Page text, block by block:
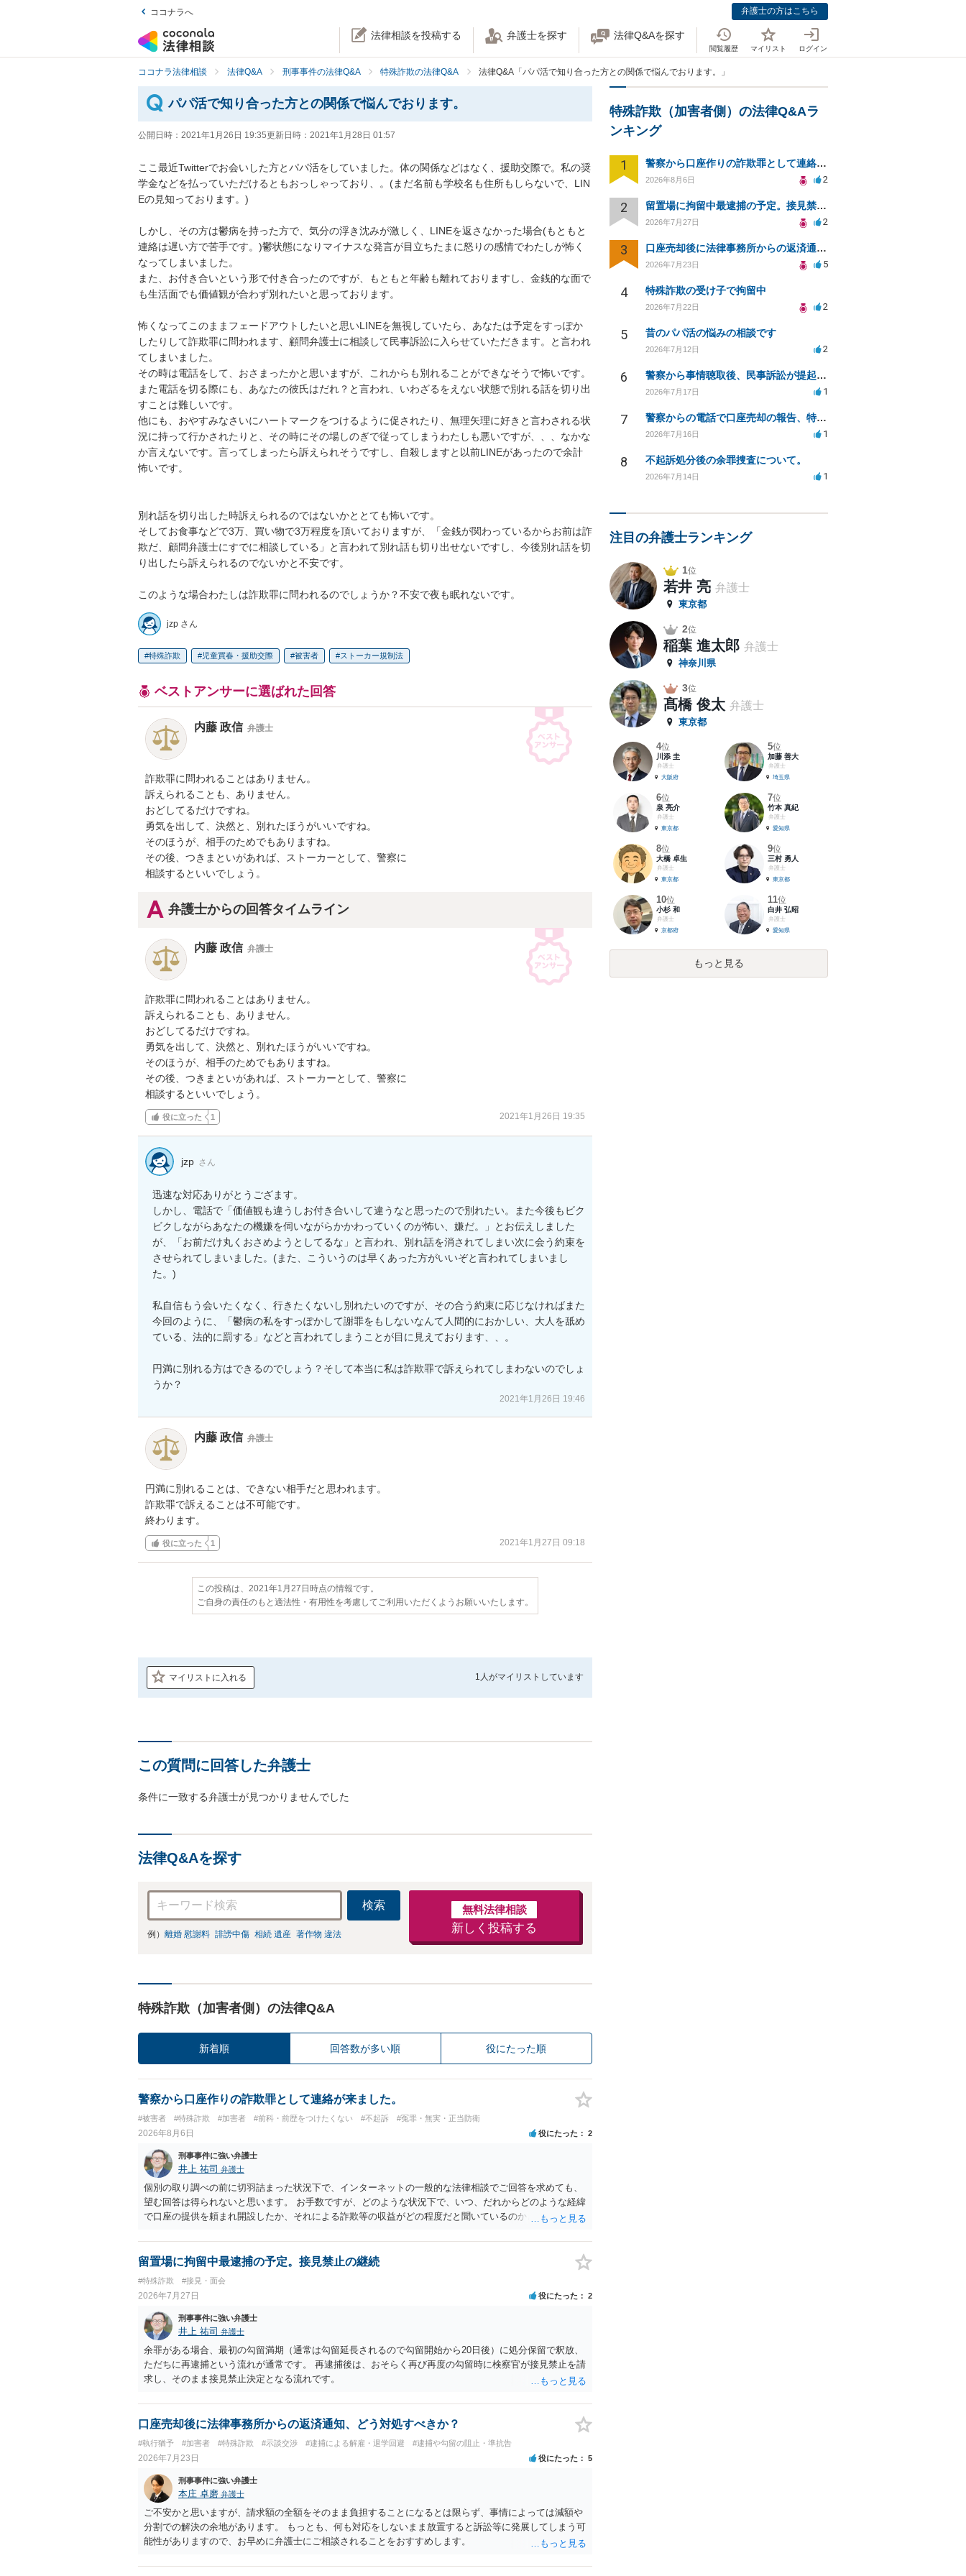
ココナラへ 弁護士の方はこちら
法律相談を投稿する 弁護士を探す 法律Q&Aを探す
閲覧履歴 マイリスト ログイン
ココナラ法律相談 法律Q&A 刑事事件の法律Q&A 特殊詐欺の法律Q&A 法律Q&A「パパ活で知り合った方との関係で悩んでおります。」
パパ活で知り合った方との関係で悩んでおります。
公開日時： 2021年1月26日 19:35更新日時： 2021年1月28日 01:57
ここ最近Twitterでお会いした方とパパ活をしていました。体の関係などはなく、援助交際で。私の奨
学金などを払っていただけるともおっしゃっており、。(まだ名前も学校名も住所もしらないで、LIN
Eの見知っております。)
しかし、その方は鬱病を持った方で、気分の浮き沈みが激しく、LINEを返さなかった場合(もともと
連絡は遅い方で苦手です。)鬱状態になりマイナスな発言が目立ちたまに怒りの感情でわたしが怖く
なってしまいました。
また、お付き合いという形で付き合ったのですが、もともと年齢も離れておりますし、金銭的な面で
も生活面でも価値観が合わず別れたいと思っております。
怖くなってこのままフェードアウトしたいと思いLINEを無視していたら、あなたは予定をすっぽか
したりして詐欺罪に問われます、顧問弁護士に相談して民事訴訟に入らせていただきます。と言われ
てしまいました。
その時は電話をして、おさまったかと思いますが、これからも別れることができなそうで怖いです。
また電話を切る際にも、あなたの彼氏はだれ？と言われ、いわざるをえない状態で別れる話を切り出
すことは難しいです。
他にも、おやすみなさいにハートマークをつけるように促されたり、無理矢理に好きと言わされる状
況に持って行かされたりと、その時にその場しのぎで従ってしまうわたしも悪いですが、、、なかな
か言えないです。言ってしまったら訴えられそうですし、自殺しますと以前LINEがあったので余計
怖いです。
別れ話を切り出した時訴えられるのではないかととても怖いです。
そしてお食事などで3万、買い物で3万程度を頂いておりますが、「金銭が関わっているからお前は詐
欺だ、顧問弁護士にすでに相談している」と言われて別れ話も切り出せないですし、今後別れ話を切
り出したら訴えられるのでないかと不安です。
jzp さん
特殊詐欺 児童買春・援助交際 被害者 ストーカー規制法
ベストアンサーに選ばれた回答
内藤 政信 弁護士
詐欺罪に問われることはありません。
訴えられることも、ありません。
おどしてるだけですね。
勇気を出して、決然と、別れたほうがいいですね。
そのほうが、相手のためでもありますね。
その後、つきまといがあれば、ストーカーとして、警察に
相談するといいでしょう。
弁護士からの回答タイムライン
内藤 政信 弁護士
詐欺罪に問われることはありません。
訴えられることも、ありません。
おどしてるだけですね。
勇気を出して、決然と、別れたほうがいいですね。
そのほうが、相手のためでもありますね。
その後、つきまといがあれば、ストーカーとして、警察に
相談するといいでしょう。
役に立った 1 2021年1月26日 19:35
jzp さん
迅速な対応ありがとうござます。
しかし、電話で「価値観も違うしお付き合いして違うなと思ったので別れたい。また今後もビク
ビクしながらあなたの機嫌を伺いながらかかわっていくのが怖い、嫌だ。」とお伝えしました
が、「お前だけ丸くおさめようとしてるな」と言われ、別れ話を消されてしまい次に会う約束を
させられてしまいました。(また、こういうのは早くあった方がいいぞと言われてしまいまし
た。)
私自信もう会いたくなく、行きたくないし別れたいのですが、その合う約束に応じなければまた
今回のように、「鬱病の私をすっぽかして謝罪をもしないなんて人間的におかしい、大人を舐め
ている、法的に罰する」などと言われてしまうことが目に見えております、、。
円満に別れる方はできるのでしょう？そして本当に私は詐欺罪で訴えられてしまわないのでしょ
うか？
2021年1月26日 19:46
内藤 政信 弁護士
円満に別れることは、できない相手だと思われます。
詐欺罪で訴えることは不可能です。
終わります。
役に立った 1 2021年1月27日 09:18
この投稿は、2021年1月27日時点の情報です。
ご自身の責任のもと適法性・有用性を考慮してご利用いただくようお願いいたします。
マイリストに入れる 1人がマイリストしています
この質問に回答した弁護士
条件に一致する弁護士が見つかりませんでした
法律Q&Aを探す
検索
例） 離婚 慰謝料 誹謗中傷 相続 遺産 著作物 違法
無料法律相談
新しく投稿する
特殊詐欺（加害者側）の法律Q&A
新着順 回答数が多い順 役にたった順
警察から口座作りの詐欺罪として連絡が来ました。
#被害者 #特殊詐欺 #加害者 #前科・前歴をつけたくない #不起訴 #冤罪・無実・正当防衛
2026年8月6日 役にたった 2
刑事事件に強い弁護士
井上 祐司 弁護士
個別の取り調べの前に切羽詰まった状況下で、インターネットの一般的な法律相談でご回答を求めても、
望む回答は得られないと思います。 お手数ですが、どのような状況下で、いつ、だれからどのような経緯
で口座の提供を頼まれ開設したか、それによる詐欺等の収益がどの程度だと聞いているのかということに
でいえば、任意取り調べの場合、ＩＣレコーダーを持参して取り調べ内容を録音することは必須だと考え
ます。
留置場に拘留中最逮捕の予定。接見禁止の継続
#特殊詐欺 #接見・面会
2026年7月27日 役にたった 2
刑事事件に強い弁護士
井上 祐司 弁護士
余罪がある場合、最初の勾留満期（通常は勾留延長されるので勾留開始から20日後）に処分保留で釈放、
ただちに再逮捕という流れが通常です。 再逮捕後は、おそらく再び再度の勾留時に検察官が接見禁止を請
求し、そのまま接見禁止決定となる流れです。
口座売却後に法律事務所からの返済通知、どう対処すべきか？
#執行猶予 #加害者 #特殊詐欺 #示談交渉 #逮捕による解雇・退学回避 #逮捕や勾留の阻止・準抗告
2026年7月23日 役にたった 5
刑事事件に強い弁護士
本庄 卓磨 弁護士
ご不安かと思いますが、請求額の全額をそのまま負担することになるとは限らず、事情によっては減額や
分割での解決の余地があります。 もっとも、何も対応をしないまま放置すると訴訟等に発展してしまう可
能性がありますので、お早めに弁護士にご相談されることをおすすめします。
特殊詐欺（加害者側）の法律Q&Aラ
ンキング
1 警察から口座作りの詐欺罪として連絡が来ました。
2026年8月6日 2
2 留置場に拘留中最逮捕の予定。接見禁止の継続
2026年7月27日 2
3 口座売却後に法律事務所からの返済通知、どう対処すべきか？
2026年7月23日 5
4 特殊詐欺の受け子で拘留中
2026年7月22日 2
5 昔のパパ活の悩みの相談です
2026年7月12日 2
6 警察から事情聴取後、民事訴訟が提起された。再度聴取される可能性は？
2026年7月17日 1
7 警察からの電話で口座売却の報告、特殊詐欺の疑い
2026年7月16日 1
8 不起訴処分後の余罪捜査について。
2026年7月14日 1
注目の弁護士ランキング
1位
若井 亮 弁護士
東京都
2位
稲葉 進太郎 弁護士
神奈川県
3位
髙橋 俊太 弁護士
東京都
4位
川添 圭
弁護士
大阪府
5位
加藤 善大
弁護士
埼玉県
6位
泉 亮介
弁護士
東京都
7位
竹本 真紀
弁護士
愛知県
8位
大橋 卓生
弁護士
東京都
9位
三村 勇人
弁護士
東京都
10位
小杉 和
弁護士
京都府
11位
白井 弘昭
弁護士
愛知県
もっと見る